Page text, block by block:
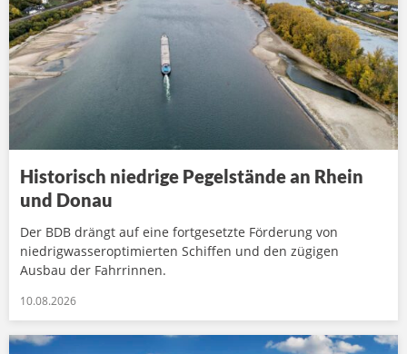
Historisch niedrige Pegelstände an Rhein
und Donau
Der BDB drängt auf eine fortgesetzte Förderung von
niedrigwasseroptimierten Schiffen und den zügigen
Ausbau der Fahrrinnen.
10.08.2026